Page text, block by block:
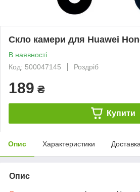
Скло камери для Huawei
В наявності
Код: 500047145
Роздріб
189 ₴
Купити
Опис Характеристики Доставка
Опис